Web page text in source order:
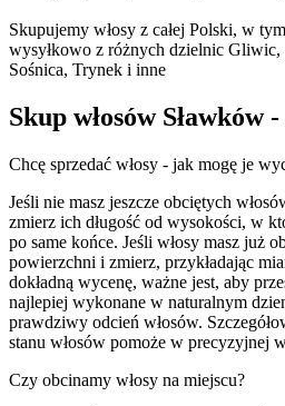
Skupujemy włosy z całej Polski, w
wysyłkowo z różnych dzielnic Gliwic,
Sośnica, Trynek i inne
Skup włosów Sławków
Chcę sprzedać włosy - jak mogę je
Jeśli nie masz jeszcze obciętych
zmierz ich długość od wysokości, w
po same końce. Jeśli włosy masz już
powierzchni i zmierz, przykładając
dokładną wycenę, ważne jest, aby
najlepiej wykonane w naturalnym
prawdziwy odcień włosów.
stanu włosów pomoże w precyzyjnej
Czy obcinamy włosy na miejscu?